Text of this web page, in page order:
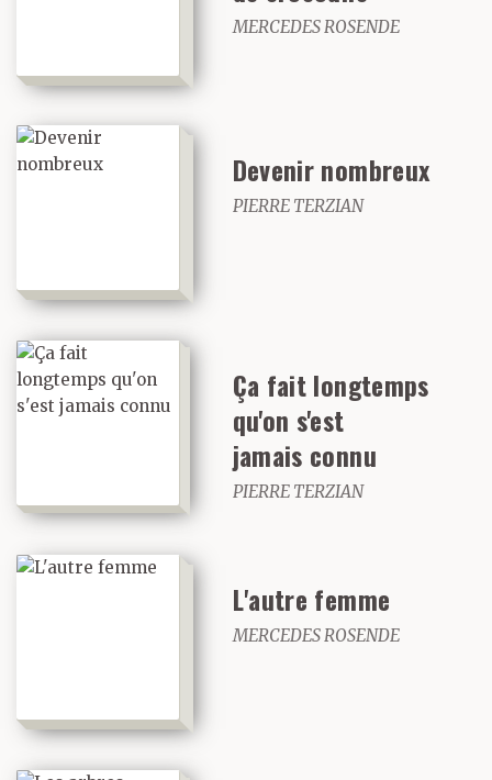
MERCEDES ROSENDE
Devenir nombreux
PIERRE TERZIAN
Ça fait longtemps
qu'on s'est
jamais connu
PIERRE TERZIAN
L'autre femme
MERCEDES ROSENDE